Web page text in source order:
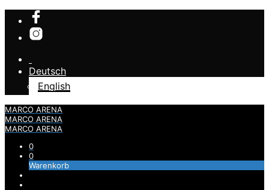
Deutsch
English
MARCO ARENA
MARCO ARENA
MARCO ARENA
0
0
Warenkorb